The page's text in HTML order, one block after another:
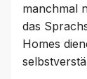
manchmal
das
Homes